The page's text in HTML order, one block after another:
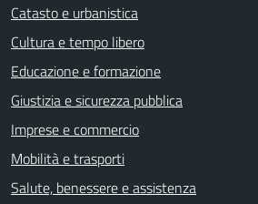
Catasto e urbanistica
Cultura e tempo libero
Educazione e formazione
Giustizia e sicurezza pubblica
Imprese e commercio
Mobilità e trasporti
Salute, benessere e assistenza